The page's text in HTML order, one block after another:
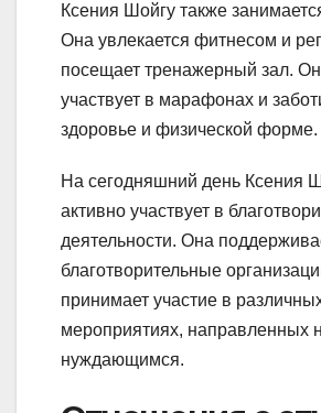
Ксения Шойгу также
Она увлекается фитнесом и
посещает тренажерный зал.
участвует в марафонах и
здоровье и физической форме.
На сегодняшний день Ксения
активно участвует в
деятельности. Она
благотворительные
принимает участие в
мероприятиях, направленных
нуждающимся.